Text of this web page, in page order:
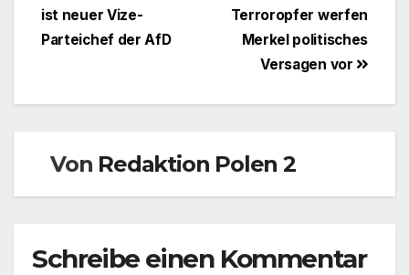
Terroropfer werfen
Merkel politisches
Versagen vor
ist neuer Vize-
Parteichef der AfD
Von Redaktion Polen 2
Schreibe einen Kommentar